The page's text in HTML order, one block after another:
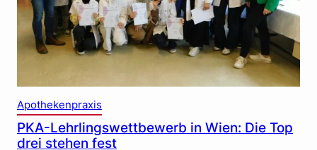
Apothekenpraxis
PKA-Lehrlingswettbewerb in Wien: Die Top
drei stehen fest